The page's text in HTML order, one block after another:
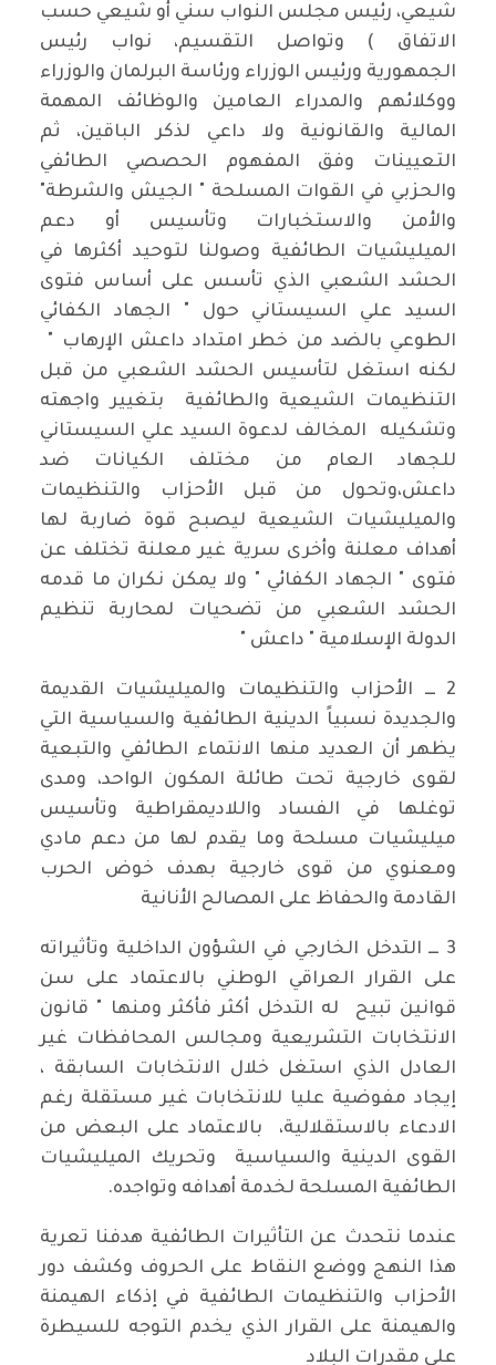
شيعي، رئيس مجلس النواب سني أو شيعي حسب
الاتفاق ) وتواصل التقسيم، نواب رئيس
الجمهورية ورئيس الوزراء ورئاسة البرلمان والوزراء
ووكلائهم والمدراء العامين والوظائف المهمة
المالية والقانونية ولا داعي لذكر الباقين، ثم
التعيينات وفق المفهوم الحصصي الطائفي
والحزبي في القوات المسلحة " الجيش والشرطة"
والأمن والاستخبارات وتأسيس أو دعم
الميليشيات الطائفية وصولنا لتوحيد أكثرها في
الحشد الشعبي الذي تأسس على أساس فتوى
السيد علي السيستاني حول " الجهاد الكفائي
الطوعي بالضد من خطر امتداد داعش الإرهاب "
لكنه استغل لتأسيس الحشد الشعبي من قبل
التنظيمات الشيعية والطائفية بتغيير واجهته
وتشكيله المخالف لدعوة السيد علي السيستاني
للجهاد العام من مختلف الكيانات ضد
داعش،وتحول من قبل الأحزاب والتنظيمات
والميليشيات الشيعية ليصبح قوة ضاربة لها
أهداف معلنة وأخرى سرية غير معلنة تختلف عن
فتوى " الجهاد الكفائي " ولا يمكن نكران ما قدمه
الحشد الشعبي من تضحيات لمحاربة تنظيم
الدولة الإسلامية " داعش "
2 ـــ الأحزاب والتنظيمات والميليشيات القديمة
والجديدة نسبياً الدينية الطائفية والسياسية التي
يظهر أن العديد منها الانتماء الطائفي والتبعية
لقوى خارجية تحت طائلة المكون الواحد، ومدى
توغلها في الفساد واللاديمقراطية وتأسيس
ميليشيات مسلحة وما يقدم لها من دعم مادي
ومعنوي من قوى خارجية بهدف خوض الحرب
القادمة والحفاظ على المصالح الأنانية
3 ـــ التدخل الخارجي في الشؤون الداخلية وتأثيراته
على القرار العراقي الوطني بالاعتماد على سن
قوانين تبيح له التدخل أكثر فأكثر ومنها " قانون
الانتخابات التشريعية ومجالس المحافظات غير
العادل الذي استغل خلال الانتخابات السابقة ،
إيجاد مفوضية عليا للانتخابات غير مستقلة رغم
الادعاء بالاستقلالية، بالاعتماد على البعض من
القوى الدينية والسياسية وتحريك الميليشيات
الطائفية المسلحة لخدمة أهدافه وتواجده.
عندما نتحدث عن التأثيرات الطائفية هدفنا تعرية
هذا النهج ووضع النقاط على الحروف وكشف دور
الأحزاب والتنظيمات الطائفية في إذكاء الهيمنة
والهيمنة على القرار الذي يخدم التوجه للسيطرة
على مقدرات البلاد